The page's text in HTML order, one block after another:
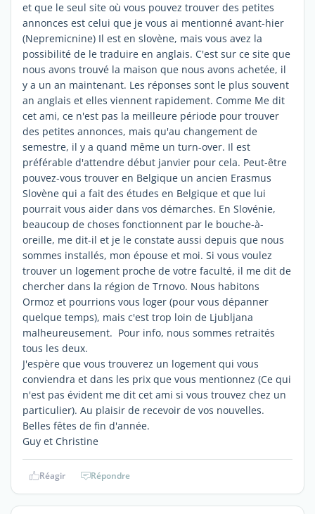
et que le seul site où vous pouvez trouver des petites
annonces est celui que je vous ai mentionné avant-hier
(Nepremicnine) Il est en slovène, mais vous avez la
possibilité de le traduire en anglais. C'est sur ce site que
nous avons trouvé la maison que nous avons achetée, il
y a un an maintenant. Les réponses sont le plus souvent
an anglais et elles viennent rapidement. Comme Me dit
cet ami, ce n'est pas la meilleure période pour trouver
des petites annonces, mais qu'au changement de
semestre, il y a quand même un turn-over. Il est
préférable d'attendre début janvier pour cela. Peut-être
pouvez-vous trouver en Belgique un ancien Erasmus
Slovène qui a fait des études en Belgique et que lui
pourrait vous aider dans vos démarches. En Slovénie,
beaucoup de choses fonctionnent par le bouche-à-
oreille, me dit-il et je le constate aussi depuis que nous
sommes installés, mon épouse et moi. Si vous voulez
trouver un logement proche de votre faculté, il me dit de
chercher dans la région de Trnovo. Nous habitons
Ormoz et pourrions vous loger (pour vous dépanner
quelque temps), mais c'est trop loin de Ljubljana
malheureusement. Pour info, nous sommes retraités
tous les deux.
J'espère que vous trouverez un logement qui vous
conviendra et dans les prix que vous mentionnez (Ce qui
n'est pas évident me dit cet ami si vous trouvez chez un
particulier). Au plaisir de recevoir de vos nouvelles.
Belles fêtes de fin d'année.
Guy et Christine
Réagir Répondre